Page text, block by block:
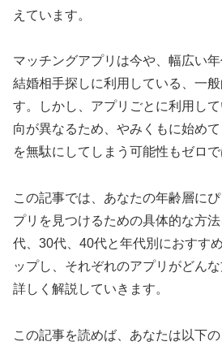
えています。
マッチングアプリは今や、幅広い
結婚相手探しに利用している、一
す。しかし、アプリごとに利用し
向が異なるため、やみくもに始め
を無駄にしてしまう可能性もゼロで
この記事では、あなたの年齢層に
プリを見つけるための具体的な方
代、30代、40代と年代別におすす
ップし、それぞれのアプリがどん
詳しく解説していきます。
この記事を読めば、あなたは以下